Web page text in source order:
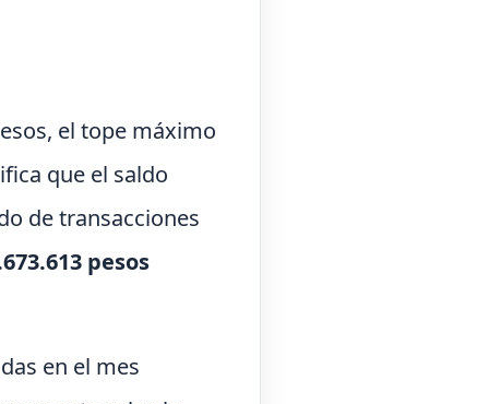
el tope máximo
que el saldo
de transacciones
pesos
en el mes